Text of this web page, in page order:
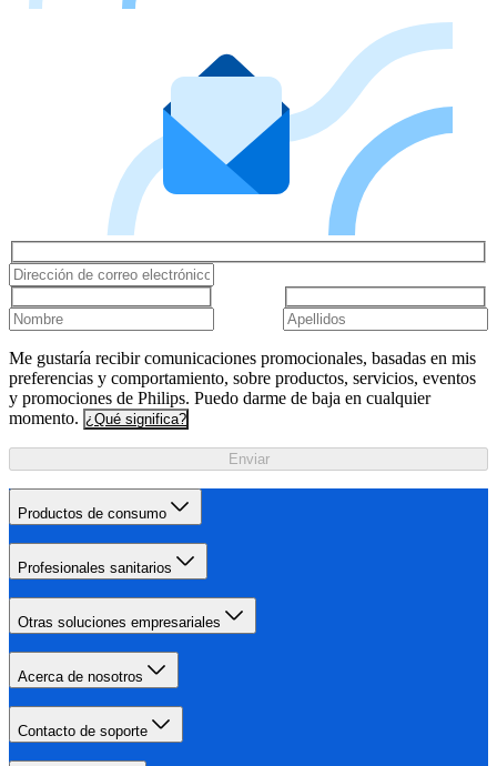
Me gustaría recibir comunicaciones promocionales, basadas en mis
preferencias y comportamiento, sobre productos, servicios, eventos
y promociones de Philips. Puedo darme de baja en cualquier
momento. ¿Qué significa?
Enviar
Productos de consumo
Profesionales sanitarios
Otras soluciones empresariales
Acerca de nosotros
Contacto de soporte